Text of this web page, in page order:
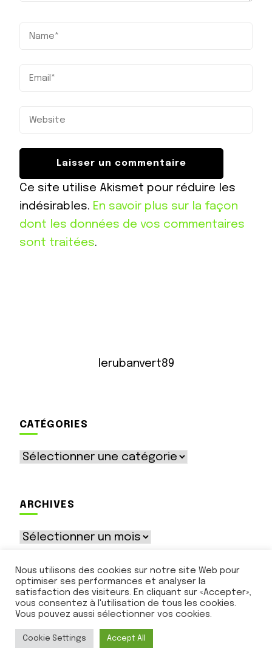
Ce site utilise Akismet pour réduire les
indésirables. En savoir plus sur la façon
dont les données de vos commentaires
sont traitées.
lerubanvert89
CATÉGORIES
Catégories
ARCHIVES
Archives
© Le Ruban Vert - 12 rue des Tourelles - 89500
Rousson - contact@lerubanvert.net
Nous utilisons des cookies sur notre site Web pour
optimiser ses performances et analyser la
satisfaction des visiteurs. En cliquant sur «Accepter»,
vous consentez à l'utilisation de tous les cookies.
Vous pouvez aussi sélectionner vos cookies.
Cookie Settings Accept All